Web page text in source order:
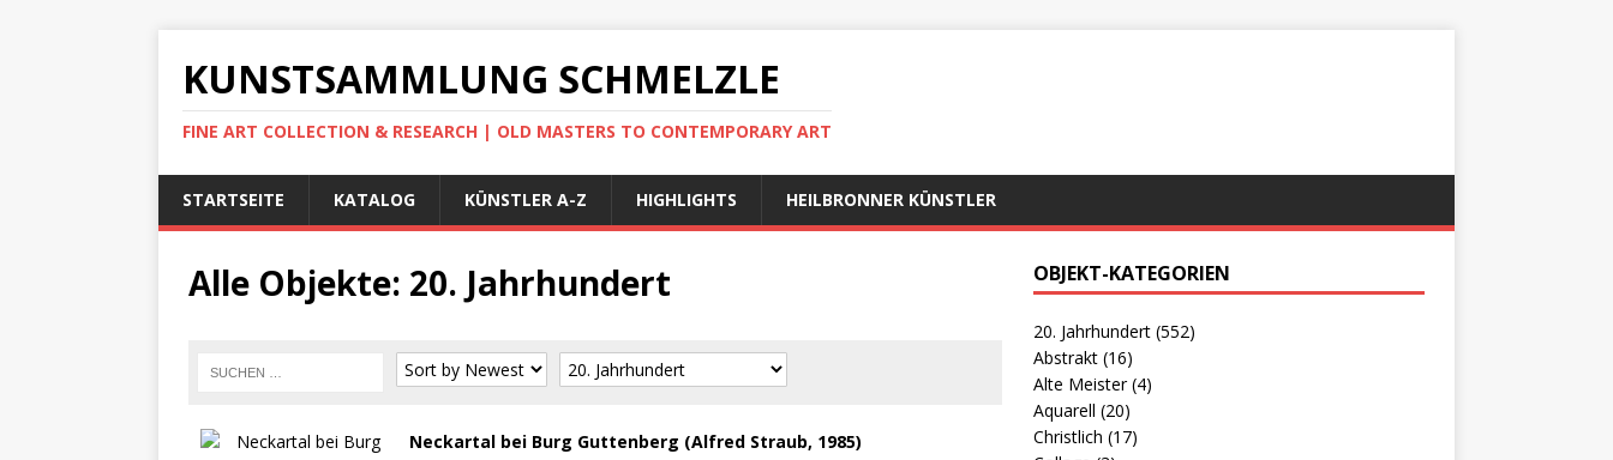
KUNSTSAMMLUNG SCHMELZLE
FINE ART COLLECTION & RESEARCH | OLD MASTERS TO CONTEMPORARY ART
STARTSEITE KATALOG KÜNSTLER A-Z HIGHLIGHTS HEILBRONNER KÜNSTLER
Alle Objekte: 20. Jahrhundert
Neckartal bei Burg Guttenberg (Alfred Straub, 1985)
OBJEKT-KATEGORIEN
20. Jahrhundert (552)
Abstrakt (16)
Alte Meister(4)
Aquarell (20)
Christlich (17)